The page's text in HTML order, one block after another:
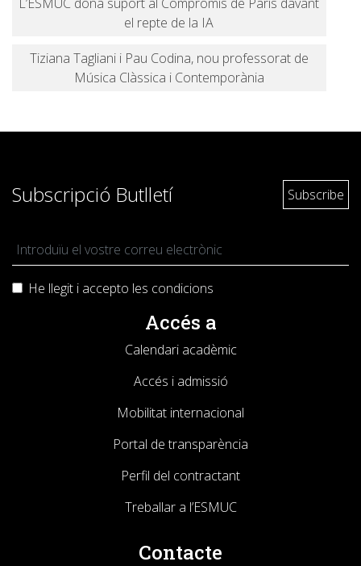
el repte de la IA
Tiziana Tagliani i Pau Codina, nou professorat de
Música Clàssica i Contemporània
Subscripció Butlletí
He llegit i accepto les condicions
Accés a
Calendari acadèmic
Accés i admissió
Mobilitat internacional
Portal de transparència
Perfil del contractant
Treballar a l’ESMUC
Contacte